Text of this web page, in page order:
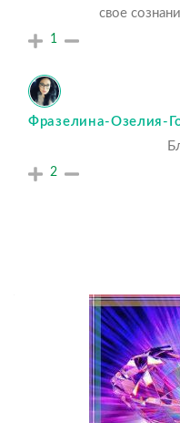
свое
1
Фразелина-Озелия-
2